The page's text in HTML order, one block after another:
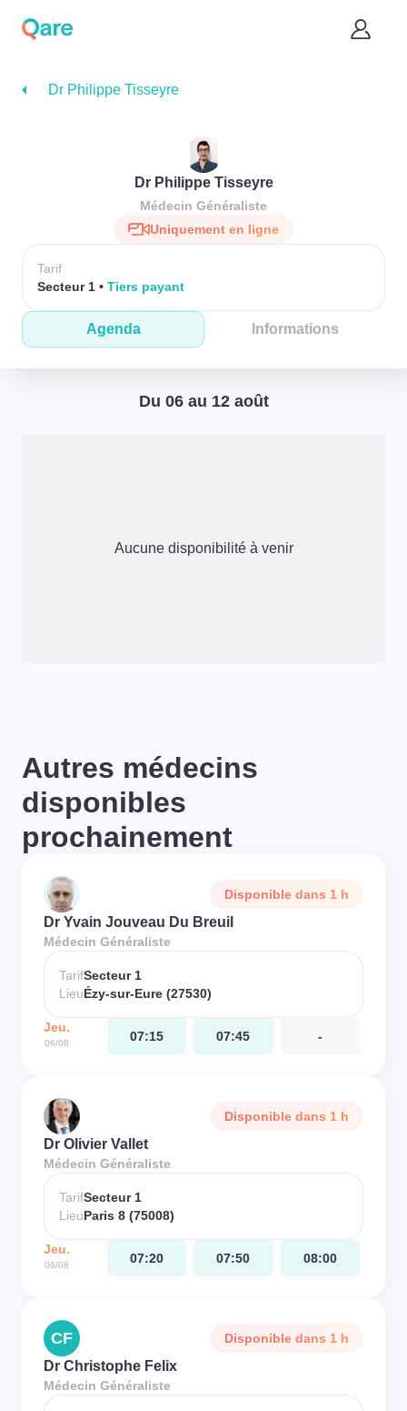
Dr Philippe Tisseyre
Dr Philippe Tisseyre
Médecin Généraliste
Uniquement en ligne
Tarif
Secteur 1
Tiers payant
Agenda Informations
Du 06 au 12 août
Aucune disponibilité à venir
Autres médecins
disponibles
prochainement
Disponible dans 1 h
Dr Yvain Jouveau Du Breuil
Médecin Généraliste
TarifSecteur 1
LieuÉzy-sur-Eure (27530)
Jeu.
06/08 07:15 07:45 -
Disponible dans 1 h
Dr Olivier Vallet
Médecin Généraliste
TarifSecteur 1
LieuParis 8 (75008)
Jeu.
06/08 07:20 07:50 08:00
CF Disponible dans 1 h
Dr Christophe Felix
Médecin Généraliste